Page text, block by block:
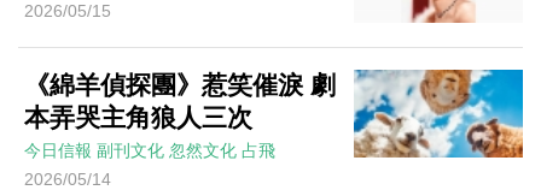
2026/05/15
《綿羊偵探團》惹笑催淚 劇
本弄哭主角狼人三次
今日信報 副刊文化 忽然文化 占飛
2026/05/14